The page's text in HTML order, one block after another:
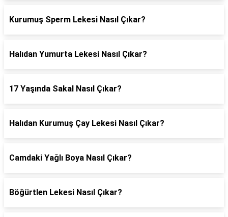
Kurumuş Sperm Lekesi Nasıl Çıkar?
Halıdan Yumurta Lekesi Nasıl Çıkar?
17 Yaşında Sakal Nasıl Çıkar?
Halıdan Kurumuş Çay Lekesi Nasıl Çıkar?
Camdaki Yağlı Boya Nasıl Çıkar?
Böğürtlen Lekesi Nasıl Çıkar?